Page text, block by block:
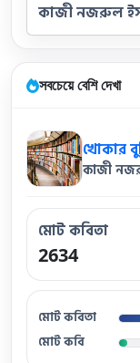
কাজী নজরুল
সবচেয়ে বেশি দেখা
খোকার
কাজী
মোট কবিতা
2634
মোট কবিতা
মোট কবি